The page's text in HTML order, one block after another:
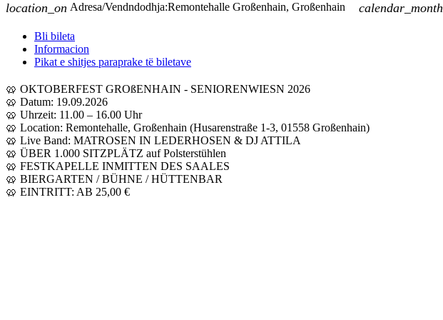
location_on Adresa/Vendndodhja:Remontehalle Großenhain, Großenhain calendar_month
Bli bileta
Informacion
Pikat e shitjes paraprake të biletave
🥨 OKTOBERFEST GROßENHAIN - SENIORENWIESN 2026
🥨 Datum: 19.09.2026
🥨 Uhrzeit: 11.00 – 16.00 Uhr
🥨 Location: Remontehalle, Großenhain (Husarenstraße 1-3, 01558 Großenhain)
🥨 Live Band: MATROSEN IN LEDERHOSEN & DJ ATTILA
🥨 ÜBER 1.000 SITZPLÄTZ auf Polsterstühlen
🥨 FESTKAPELLE INMITTEN DES SAALES
🥨 BIERGARTEN / BÜHNE / HÜTTENBAR
🥨 EINTRITT: AB 25,00 €